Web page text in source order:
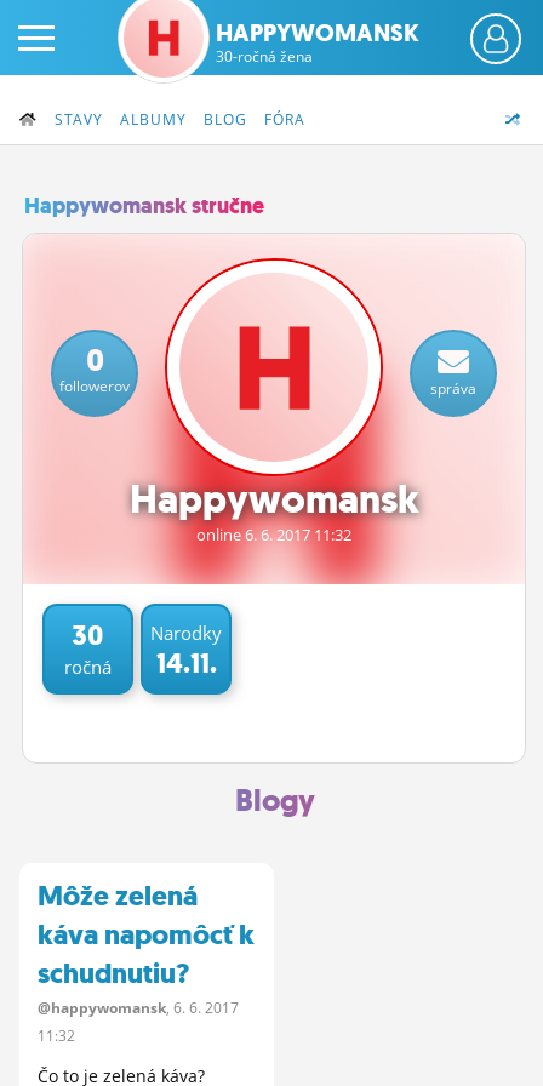
PRIHLÁS SA
ČINŽIAK
FÓRUM
STATUSY
OBRÁZKY
ĽUDIA
MÔJ PROFIL
NASTAVENIA
HAPPYWOMANSK
30-ročná žena
STAVY ALBUMY BLOG FÓRA
Happywomansk stručne
Happywomansk
online 6.6.2017 11:32
0
followerov správa
30
ročná
Narodky
14.11.
Blogy
Môže zelená
káva napomôcť k
schudnutiu?
@happywomansk, 6. 6. 2017
11:32
Čo to je zelená káva?